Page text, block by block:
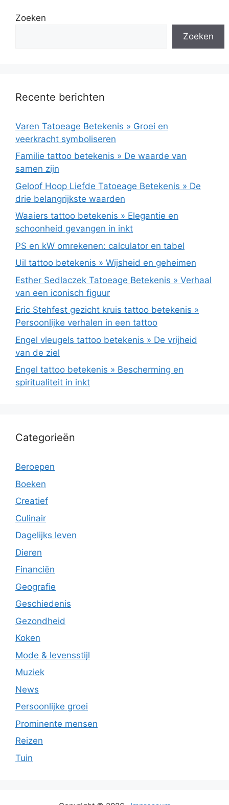
Zoeken
Zoeken
Recente berichten
Varen Tatoeage Betekenis » Groei en
veerkracht symboliseren
Familie tattoo betekenis » De waarde van
samen zijn
Geloof Hoop Liefde Tatoeage Betekenis » De
drie belangrijkste waarden
Waaiers tattoo betekenis » Elegantie en
schoonheid gevangen in inkt
PS en kW omrekenen: calculator en tabel
Uil tattoo betekenis » Wijsheid en geheimen
Esther Sedlaczek Tatoeage Betekenis » Verhaal
van een iconisch figuur
Eric Stehfest gezicht kruis tattoo betekenis »
Persoonlijke verhalen in een tattoo
Engel vleugels tattoo betekenis » De vrijheid
van de ziel
Engel tattoo betekenis » Bescherming en
spiritualiteit in inkt
Categorieën
Beroepen
Boeken
Creatief
Culinair
Dagelijks leven
Dieren
Financiën
Geografie
Geschiedenis
Gezondheid
Koken
Mode & levensstijl
Muziek
News
Persoonlijke groei
Prominente mensen
Reizen
Tuin